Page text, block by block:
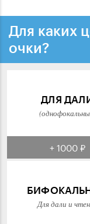
Для каких
очки?
ДЛЯ
+ 1000 ₽
Для дали и